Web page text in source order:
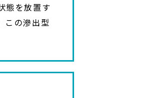
態を放置す
この滲出型